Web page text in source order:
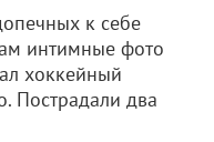
к себе
интимные фото
хоккейный
Пострадали два